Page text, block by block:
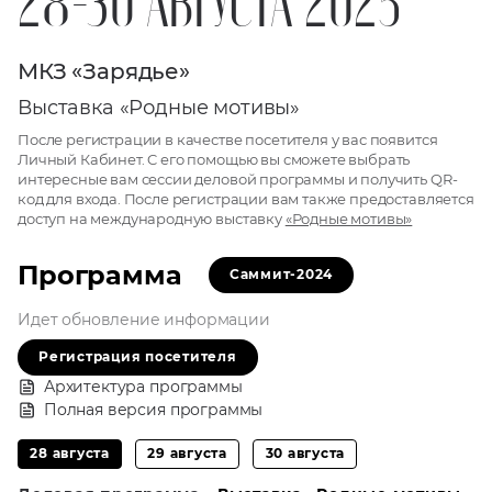
МКЗ «Зарядье»
Выставка «Родные мотивы»
После регистрации в качестве посетителя у вас появится
Личный Кабинет. C его помощью вы сможете выбрать
интересные вам сессии деловой программы и получить QR-
код для входа. После регистрации вам также предоставляется
доступ на международную выставку «Родные мотивы»
Программа Саммит-2024
Идет обновление информации
Регистрация посетителя
Архитектура программы
Полная версия программы
28 августа 29 августа 30 августа